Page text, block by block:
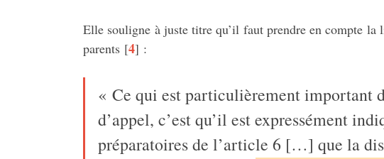
Elle souligne à juste titre qu’il faut prendre en compte
parents [4] :
« Ce qui est particulièrement important
d’appel, c’est qu’il est expressément
préparatoires de l’article 6 […] que la